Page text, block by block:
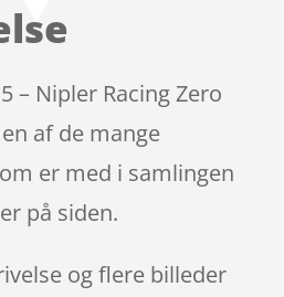
– Nipler Racing Zero
af de mange
er med i samlingen
på siden.
og flere billeder